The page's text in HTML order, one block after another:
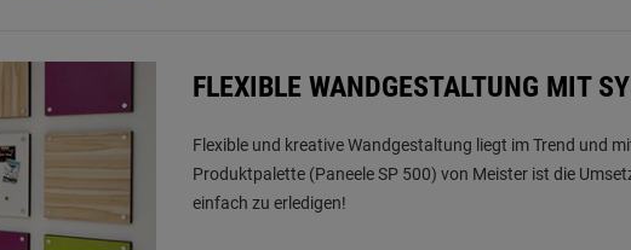
FLEXIBLE WANDGESTALTUNG MIT
Flexible und kreative Wandgestaltung liegt im Trend und
Produktpalette (Paneele SP 500) von Meister ist die
einfach zu erledigen!